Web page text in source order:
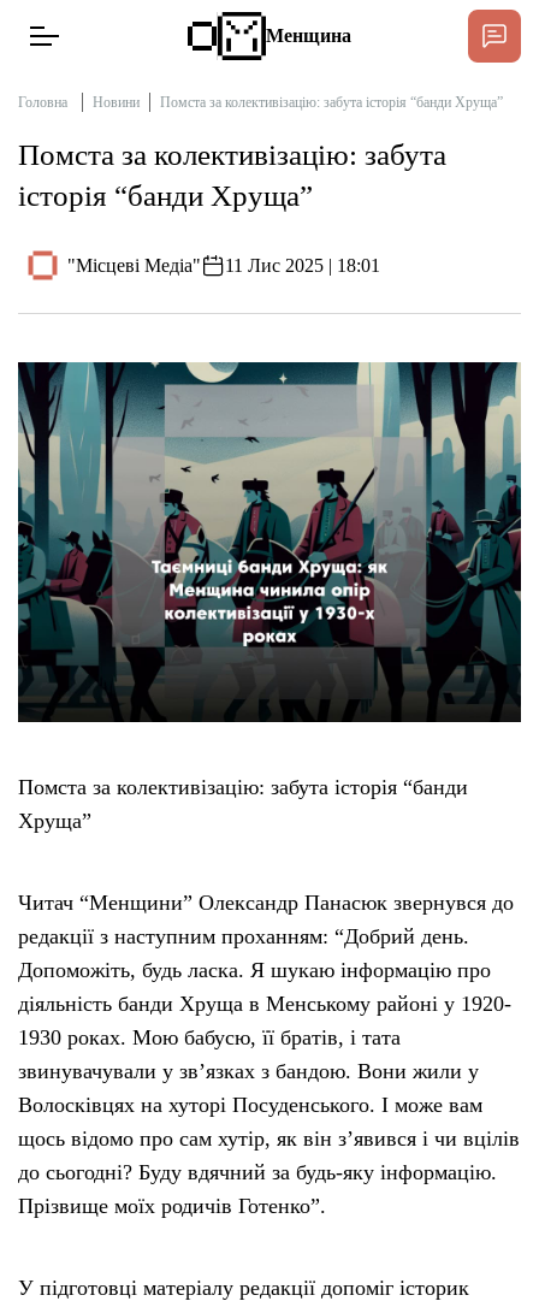
Новини
Інтерв’ю
Публікації
Про нас
Бюджет
Тендери
Довідник
Контакти
Рекламні прайси
Редакційна політика
Етичний кодекс
Підтримати
Менщина
Головна Новини Помста за колективізацію: забута історія “банди Хруща”
Помста за колективізацію: забута
історія “банди Хруща”
"Місцеві Медіа" 11 Лис 2025 | 18:01
Помста за колективізацію: забута історія “банди
Хруща”
Читач “Менщини” Олександр Панасюк звернувся до
редакції з наступним проханням: “Добрий день.
Допоможіть, будь ласка. Я шукаю інформацію про
діяльність банди Хруща в Менському районі у 1920-
1930 роках. Мою бабусю, її братів, і тата
звинувачували у зв’язках з бандою. Вони жили у
Волосківцях на хуторі Посуденського. І може вам
щось відомо про сам хутір, як він з’явився і чи вцілів
до сьогодні? Буду вдячний за будь-яку інформацію.
Прізвище моїх родичів Готенко”.
У підготовці матеріалу редакції допоміг історик